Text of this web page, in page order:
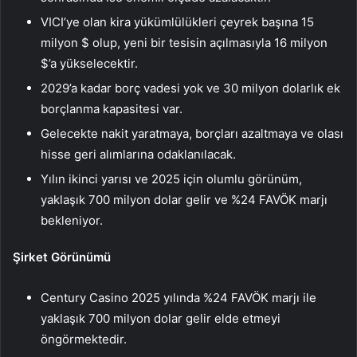
VICI’ye olan kira yükümlülükleri çeyrek başına 15
milyon $ olup, yeni bir tesisin açılmasıyla 16 milyon
$’a yükselecektir.
2029’a kadar borç vadesi yok ve 30 milyon dolarlık ek
borçlanma kapasitesi var.
Gelecekte nakit yaratmaya, borçları azaltmaya ve olası
hisse geri alımlarına odaklanılacak.
Yılın ikinci yarısı ve 2025 için olumlu görünüm,
yaklaşık 700 milyon dolar gelir ve %24 FAVÖK marjı
bekleniyor.
Şirket Görünümü
Century Casino 2025 yılında %24 FAVÖK marjı ile
yaklaşık 700 milyon dolar gelir elde etmeyi
öngörmektedir.